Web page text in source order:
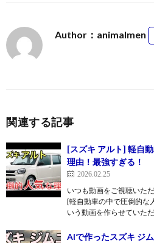
Author：animalmen
関連する記事
[スズキ アルト] 軽自
理由！最強すぎる！
2026.02.25
いつも動画をご視聴いた
[軽自動車の中で圧倒的な
いう動画を作らせていた
AIで作ったスズキ ジ